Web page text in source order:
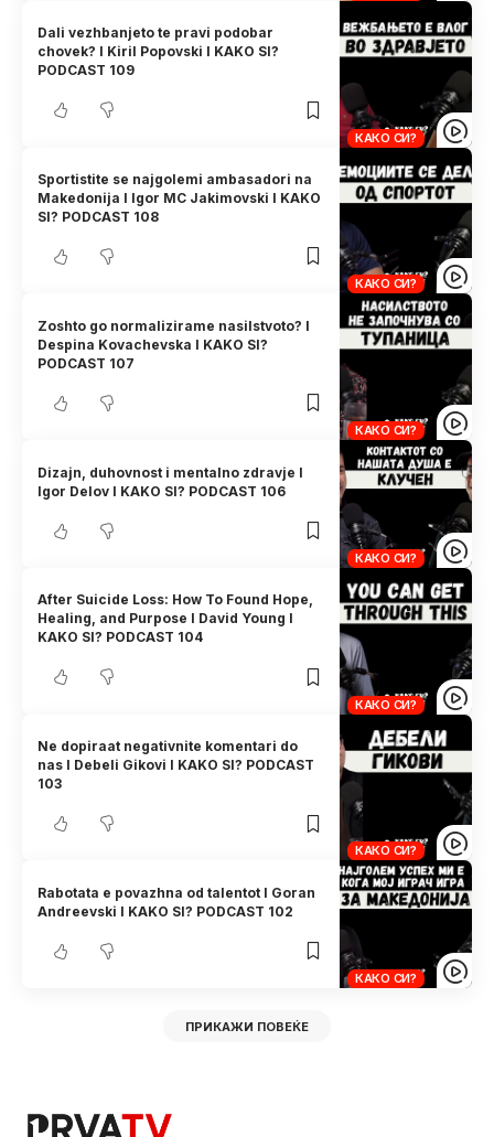
КАКО СИ?
Dali vezhbanjeto te pravi podobar
chovek? I Kiril Popovski I KAKO SI?
PODCAST 109
КАКО СИ?
Sportistite se najgolemi ambasadori na
Makedonija I Igor MC Jakimovski I KAKO
SI? PODCAST 108
КАКО СИ?
Zoshto go normalizirame nasilstvoto? I
Despina Kovachevska I KAKO SI?
PODCAST 107
КАКО СИ?
Dizajn, duhovnost i mentalno zdravje I
Igor Delov I KAKO SI? PODCAST 106
КАКО СИ?
After Suicide Loss: How To Found Hope,
Healing, and Purpose I David Young I
KAKO SI? PODCAST 104
КАКО СИ?
Ne dopiraat negativnite komentari do
nas I Debeli Gikovi I KAKO SI? PODCAST
103
КАКО СИ?
Rabotata e povazhna od talentot I Goran
Andreevski I KAKO SI? PODCAST 102
ПРИКАЖИ ПОВЕЌЕ